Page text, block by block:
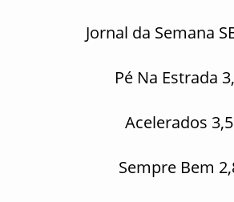
Jornal da Semana
Pé Na Estrada
Acelerados 3,5
Sempre Bem